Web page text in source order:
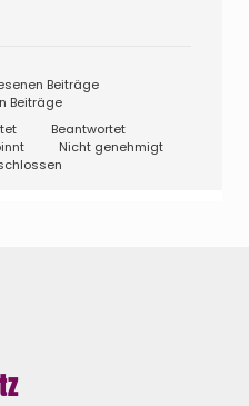
Beiträge
Beiträge
Beantwortet
Nicht genehmigt